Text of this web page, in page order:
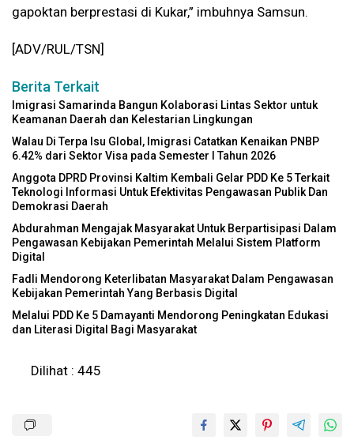
gapoktan berprestasi di Kukar,” imbuhnya Samsun.
[ADV/RUL/TSN]
Berita Terkait
Imigrasi Samarinda Bangun Kolaborasi Lintas Sektor untuk
Keamanan Daerah dan Kelestarian Lingkungan
Walau Di Terpa Isu Global, Imigrasi Catatkan Kenaikan PNBP
6.42% dari Sektor Visa pada Semester I Tahun 2026
Anggota DPRD Provinsi Kaltim Kembali Gelar PDD Ke 5 Terkait
Teknologi Informasi Untuk Efektivitas Pengawasan Publik Dan
Demokrasi Daerah
Abdurahman Mengajak Masyarakat Untuk Berpartisipasi Dalam
Pengawasan Kebijakan Pemerintah Melalui Sistem Platform
Digital
Fadli Mendorong Keterlibatan Masyarakat Dalam Pengawasan
Kebijakan Pemerintah Yang Berbasis Digital
Melalui PDD Ke 5 Damayanti Mendorong Peningkatan Edukasi
dan Literasi Digital Bagi Masyarakat
Dilihat : 445